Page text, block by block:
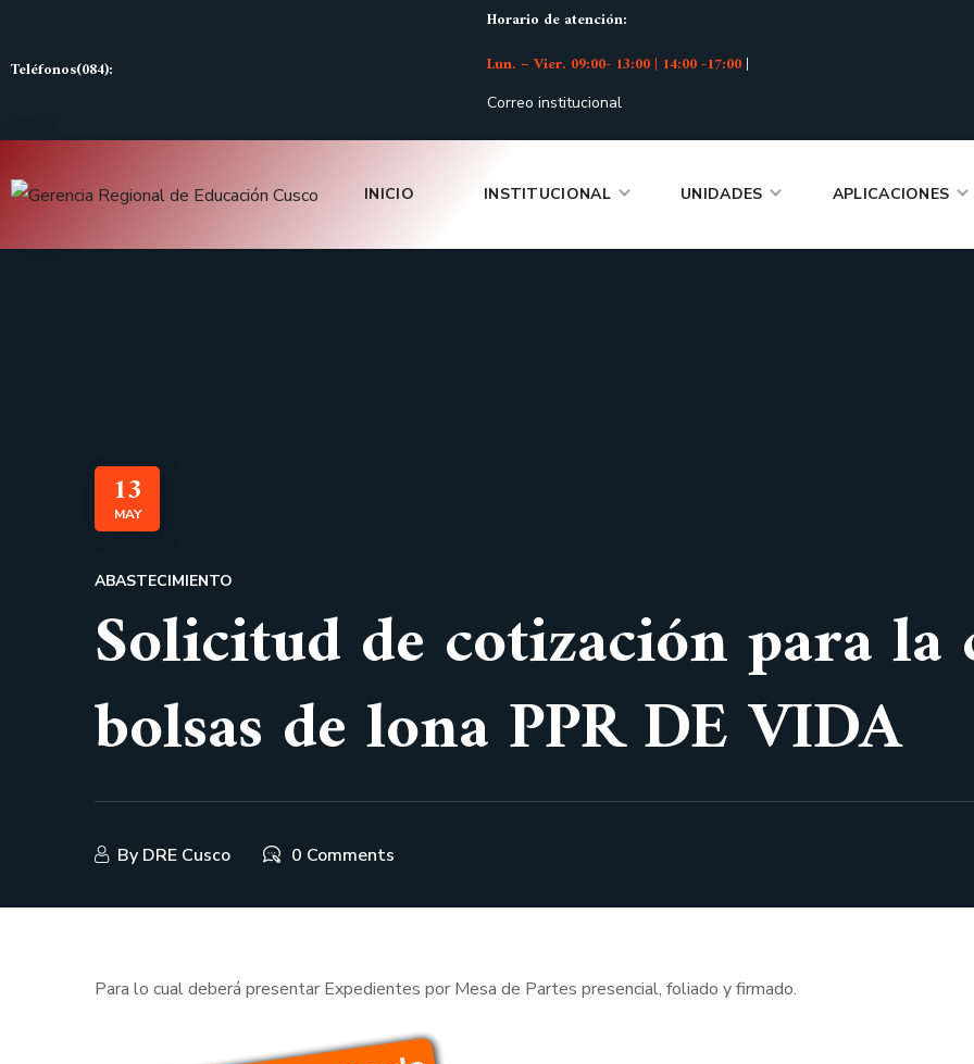
Teléfonos(084):
Horario de atención:
Lun. – Vier. 09:00- 13:00 | 14:00 -17:00|
Correo institucional
INICIO INSTITUCIONAL UNIDADES APLICACIONES
13
MAY
ABASTECIMIENTO
Solicitud de cotización para la
bolsas de lona PPR DE VIDA
By DRE Cusco 0 Comments
Para lo cual deberá presentar Expedientes por Mesa de Partes presencial, foliado y firmado.